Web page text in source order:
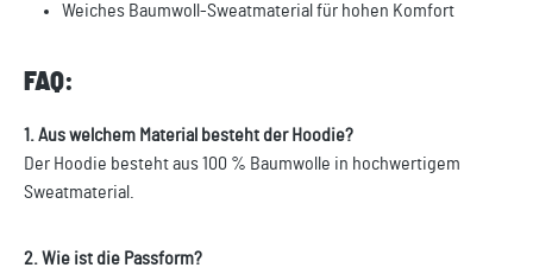
Weiches Baumwoll-Sweatmaterial für hohen Komfort
FAQ:
1. Aus welchem Material besteht der Hoodie?
Der Hoodie besteht aus 100 % Baumwolle in hochwertigem
Sweatmaterial.
2. Wie ist die Passform?